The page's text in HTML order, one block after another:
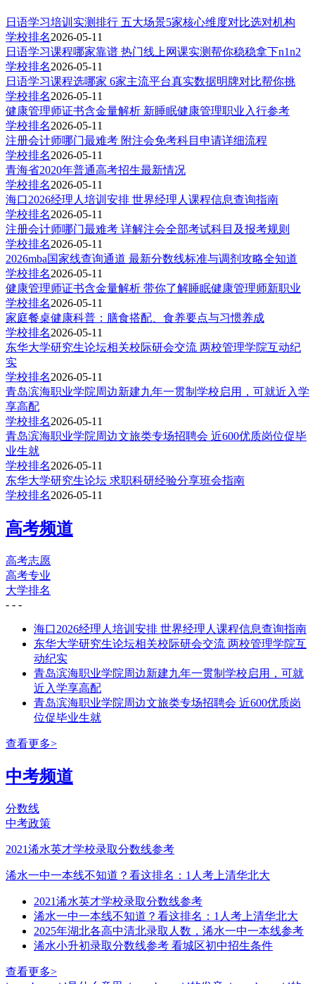
日语学习培训实测排行 五大场景5家核心维度对比选对机构
学校排名2026-05-11
日语学习课程哪家靠谱 热门线上网课实测帮你稳稳拿下n1n2
学校排名2026-05-11
日语学习课程选哪家 6家主流平台真实数据明牌对比帮你挑
学校排名2026-05-11
健康管理师证书含金量解析 新睡眠健康管理职业入行参考
学校排名2026-05-11
注册会计师哪门最难考 附注会免考科目申请详细流程
学校排名2026-05-11
青海省2020年普通高考招生最新情况
学校排名2026-05-11
海口2026经理人培训安排 世界经理人课程信息查询指南
学校排名2026-05-11
注册会计师哪门最难考 详解注会全部考试科目及报考规则
学校排名2026-05-11
2026mba国家线查询通道 最新分数线标准与调剂攻略全知道
学校排名2026-05-11
健康管理师证书含金量解析 带你了解睡眠健康管理师新职业
学校排名2026-05-11
家庭餐桌健康科普：膳食搭配、食养要点与习惯养成
学校排名2026-05-11
东华大学研究生论坛相关校际研会交流 两校管理学院互动纪
实
学校排名2026-05-11
青岛滨海职业学院周边新建九年一贯制学校启用，可就近入学
享高配
学校排名2026-05-11
青岛滨海职业学院周边文旅类专场招聘会 近600优质岗位促毕
业生就
学校排名2026-05-11
东华大学研究生论坛 求职科研经验分享班会指南
学校排名2026-05-11
高考频道
高考志愿
高考专业
大学排名
- - -
海口2026经理人培训安排 世界经理人课程信息查询指南
东华大学研究生论坛相关校际研会交流 两校管理学院互
动纪实
青岛滨海职业学院周边新建九年一贯制学校启用，可就
近入学享高配
青岛滨海职业学院周边文旅类专场招聘会 近600优质岗
位促毕业生就
查看更多>
中考频道
分数线
中考政策
2021浠水英才学校录取分数线参考
浠水一中一本线不知道？看这排名：1人考上清华北大
2021浠水英才学校录取分数线参考
浠水一中一本线不知道？看这排名：1人考上清华北大
2025年湖北各高中清北录取人数，浠水一中一本线参考
浠水小升初录取分数线参考 看城区初中招生条件
查看更多>